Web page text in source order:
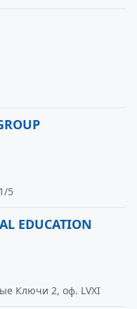
5
EDUCATION
Ключи 2, оф. LVXI